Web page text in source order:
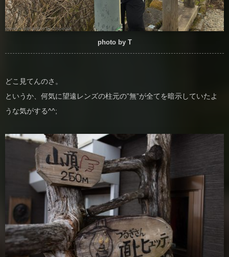
photo by T
どこ見てんのさ。
というか、何気に望遠レンズの柱元の”無”が全てを暗示していたよ
うな気がする^^;